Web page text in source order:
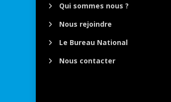
Qui sommes nous ?
Nous rejoindre
Le Bureau National
Nous contacter